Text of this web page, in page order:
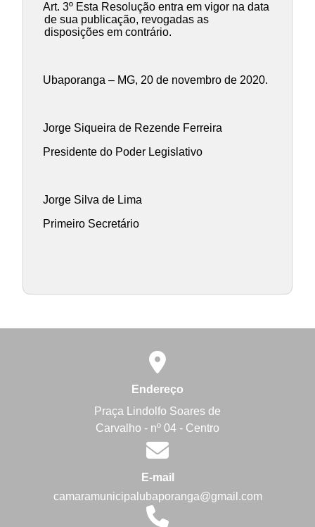
Art. 3º Esta Resolução entra em vigor na data
de sua publicação, revogadas as
disposições em contrário.
Ubaporanga – MG, 20 de novembro de 2020.
Jorge Siqueira de Rezende Ferreira
Presidente do Poder Legislativo
Jorge Silva de Lima
Primeiro Secretário
Endereço
Praça Lindolfo Soares de
Carvalho - nº 04 - Centro
E-mail
camaramunicipalubaporanga@gmail.com